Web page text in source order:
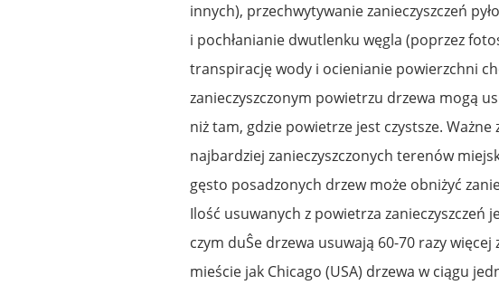
innych), przechwytywanie zanieczyszczeń
i pochłanianie dwutlenku węgla (poprzez
transpirację wody i ocienianie powierzchni
zanieczyszczonym powietrzu drzewa mogą
niż tam, gdzie powietrze jest czystsze.
najbardziej zanieczyszczonych terenów
gęsto posadzonych drzew może obniżyć
Ilość usuwanych z powietrza
czym duŜe drzewa usuwają 60-70 razy
mieście jak Chicago (USA) drzewa w ciągu